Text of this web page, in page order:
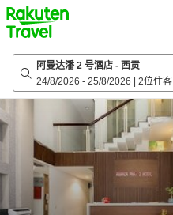
to
top
page
阿曼达潘 2 号酒店 - 西贡
24/8/2026 - 25/8/2026 2位住客